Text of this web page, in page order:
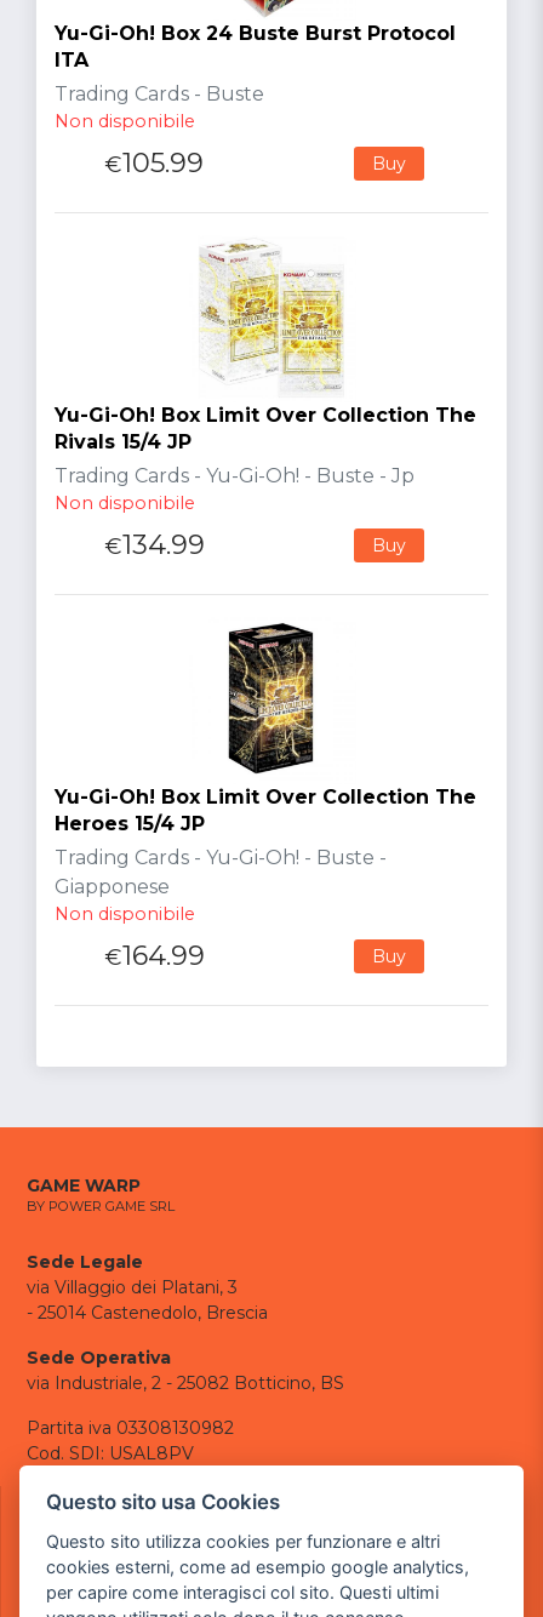
Yu-Gi-Oh! Box 24 Buste Burst Protocol
ITA
Trading Cards - Buste
Non disponibile
€105.99 Buy
Yu-Gi-Oh! Box Limit Over Collection The
Rivals 15/4 JP
Trading Cards - Yu-Gi-Oh! - Buste - Jp
Non disponibile
€134.99 Buy
Yu-Gi-Oh! Box Limit Over Collection The
Heroes 15/4 JP
Trading Cards - Yu-Gi-Oh! - Buste -
Giapponese
Non disponibile
€164.99 Buy
GAME WARP
BY POWER GAME SRL
Sede Legale
via Villaggio dei Platani, 3
- 25014 Castenedolo, Brescia
Sede Operativa
via Industriale, 2 - 25082 Botticino, BS
Partita iva 03308130982
Cod. SDI: USAL8PV
CONTATTI
tel.: +39 030 376 2377
tel.: +39 030 336 6259
pec:powergamesrl@legalmail.it
Questo sito usa Cookies
Questo sito utilizza cookies per funzionare e altri
cookies esterni, come ad esempio google analytics,
per capire come interagisci col sito. Questi ultimi